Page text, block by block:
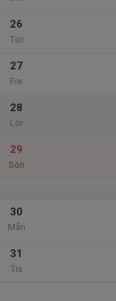
26
Tor
27
Fre
28
Lör
29
Sön
30
Mån
31
Tis